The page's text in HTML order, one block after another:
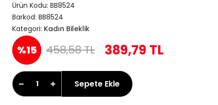
Ürün Kodu: BB8524
Barkod: BB8524
Kategori: Kadın Bileklik
%15 458,58 TL 389,79 TL
Sepete Ekle